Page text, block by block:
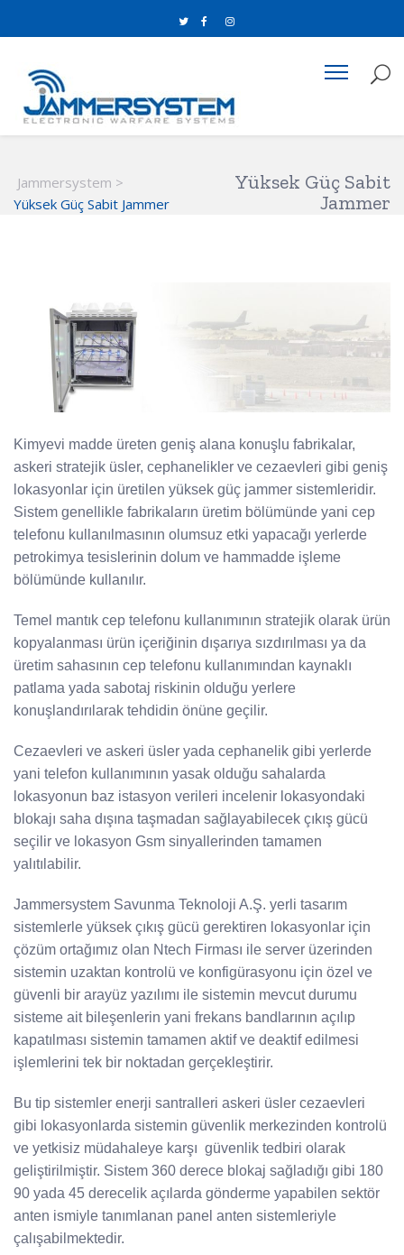
Jammersystem >
Yüksek Güç Sabit Jammer
Yüksek Güç Sabit
Jammer
Kimyevi madde üreten geniş alana konuşlu fabrikalar,
askeri stratejik üsler, cephanelikler ve cezaevleri gibi geniş
lokasyonlar için üretilen yüksek güç jammer sistemleridir.
Sistem genellikle fabrikaların üretim bölümünde yani cep
telefonu kullanılmasının olumsuz etki yapacağı yerlerde
petrokimya tesislerinin dolum ve hammadde işleme
bölümünde kullanılır.
Temel mantık cep telefonu kullanımının stratejik olarak ürün
kopyalanması ürün içeriğinin dışarıya sızdırılması ya da
üretim sahasının cep telefonu kullanımından kaynaklı
patlama yada sabotaj riskinin olduğu yerlere
konuşlandırılarak tehdidin önüne geçilir.
Cezaevleri ve askeri üsler yada cephanelik gibi yerlerde
yani telefon kullanımının yasak olduğu sahalarda
lokasyonun baz istasyon verileri incelenir lokasyondaki
blokajı saha dışına taşmadan sağlayabilecek çıkış gücü
seçilir ve lokasyon Gsm sinyallerinden tamamen
yalıtılabilir.
Jammersystem Savunma Teknoloji A.Ş. yerli tasarım
sistemlerle yüksek çıkış gücü gerektiren lokasyonlar için
çözüm ortağımız olan Ntech Firması ile server üzerinden
sistemin uzaktan kontrolü ve konfigürasyonu için özel ve
güvenli bir arayüz yazılımı ile sistemin mevcut durumu
sisteme ait bileşenlerin yani frekans bandlarının açılıp
kapatılması sistemin tamamen aktif ve deaktif edilmesi
işlemlerini tek bir noktadan gerçekleştirir.
Bu tip sistemler enerji santralleri askeri üsler cezaevleri
gibi lokasyonlarda sistemin güvenlik merkezinden kontrolü
ve yetkisiz müdahaleye karşı güvenlik tedbiri olarak
geliştirilmiştir. Sistem 360 derece blokaj sağladığı gibi 180
90 yada 45 derecelik açılarda gönderme yapabilen sektör
anten ismiyle tanımlanan panel anten sistemleriyle
çalışabilmektedir.